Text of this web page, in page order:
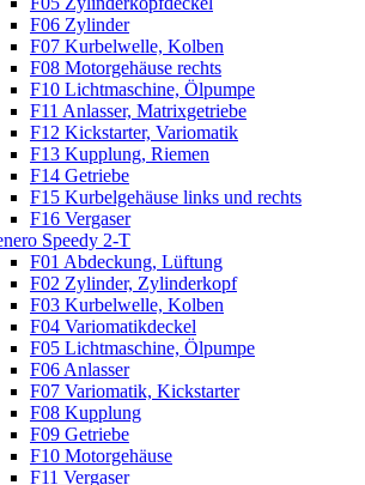
F06 Zylinder
F07 Kurbelwelle, Kolben
F08 Motorgehäuse rechts
F10 Lichtmaschine, Ölpumpe
F11 Anlasser, Matrixgetriebe
F12 Kickstarter, Variomatik
F13 Kupplung, Riemen
F14 Getriebe
F15 Kurbelgehäuse links und rechts
F16 Vergaser
Speedy 2-T
F01 Abdeckung, Lüftung
F02 Zylinder, Zylinderkopf
F03 Kurbelwelle, Kolben
F04 Variomatikdeckel
F05 Lichtmaschine, Ölpumpe
F06 Anlasser
F07 Variomatik, Kickstarter
F08 Kupplung
F09 Getriebe
F10 Motorgehäuse
F11 Vergaser